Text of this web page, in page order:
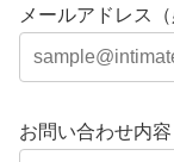
メールアドレス（
お問い合わせ内容